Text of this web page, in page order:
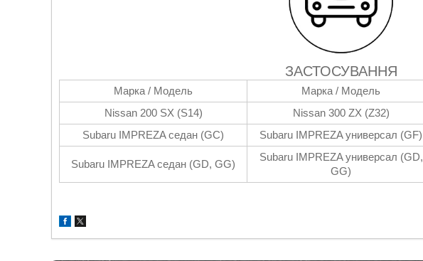
ЗАСТОСУВАННЯ
Марка / Модель Марка / Модель
Nissan 200 SX (S14)
Nissan 300 ZX (Z32)
Subaru IMPREZA седан (GC)
Subaru IMPREZA универсал (GF)
Subaru IMPREZA седан (GD, GG)
Subaru IMPREZA универсал (GD,
GG)